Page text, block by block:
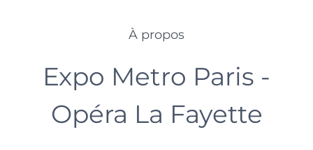
Vanluc Nghiemphu
À propos
Expo Metro Paris -
Opéra La Fayette